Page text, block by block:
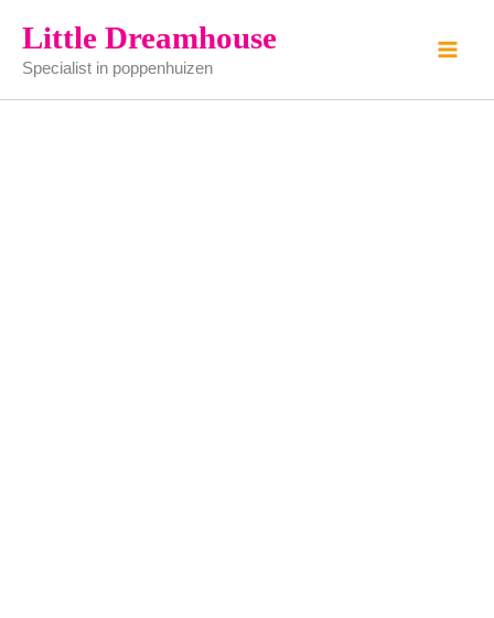
naar
inhoud
Little Dreamhouse
Specialist in poppenhuizen
huistelefoons
aantal